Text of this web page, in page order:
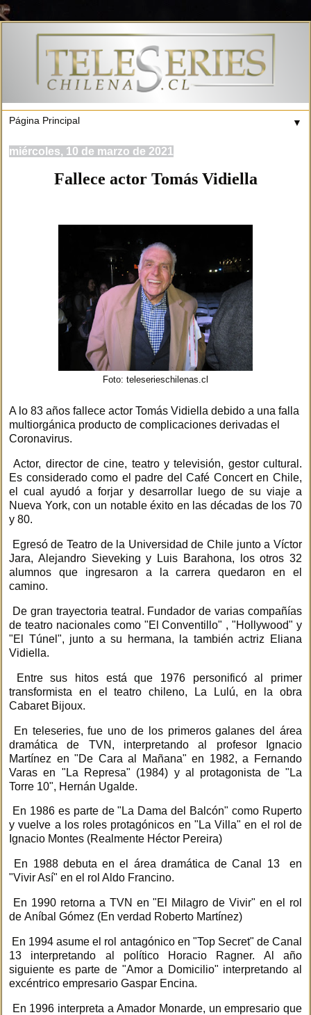
▼
miércoles, 10 de marzo de 2021
Fallece actor Tomás Vidiella
Foto: teleserieschilenas.cl
A lo 83 años fallece actor Tomás Vidiella debido a una falla
multiorgánica producto de complicaciones derivadas el
Coronavirus.
Actor, director de cine, teatro y televisión, gestor cultural.
Es considerado como el padre del Café Concert en Chile,
el cual ayudó a forjar y desarrollar luego de su viaje a
Nueva York, con un notable éxito en las décadas de los 70
y 80.
Egresó de Teatro de la Universidad de Chile junto a Víctor
Jara, Alejandro Sieveking y Luis Barahona, los otros 32
alumnos que ingresaron a la carrera quedaron en el
camino.
De gran trayectoria teatral. Fundador de varias compañías
de teatro nacionales como "El Conventillo" , "Hollywood" y
"El Túnel", junto a su hermana, la también actriz Eliana
Vidiella.
Entre sus hitos está que 1976 personificó al primer
transformista en el teatro chileno, La Lulú, en la obra
Cabaret Bijoux.
En teleseries, fue uno de los primeros galanes del área
dramática de TVN, interpretando al profesor Ignacio
Martínez en "De Cara al Mañana" en 1982, a
Fernando
Varas en "La Represa" (1984) y al protagonista de "La
Torre 10", Hernán Ugalde.
En 1986 es parte de "La Dama del Balcón" como Ruperto
y vuelve a los roles protagónicos en "La Villa" en el rol de
Ignacio Montes (Realmente Héctor Pereira)
En 1988 debuta en el área dramática de Canal 13 en
"Vivir Así" en el rol Aldo Francino.
En 1990 retorna a TVN en "El Milagro de Vivir" en el rol
de Aníbal Gómez (En verdad Roberto Martínez)
En 1994 asume el rol antagónico en "Top Secret" de Canal
13 interpretando al político Horacio Ragner. Al año
siguiente es parte de "Amor a Domicilio" interpretando al
excéntrico empresario Gaspar Encina.
En 1996 interpreta a Amador Monarde, un empresario que